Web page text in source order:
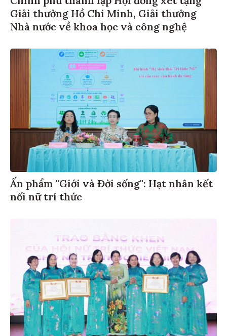
Giải thưởng Hồ Chí Minh, Giải thưởng
Nhà nước về khoa học và công nghệ
Ấn phẩm "Giới và Đời sống": Hạt nhân kết
nối nữ trí thức